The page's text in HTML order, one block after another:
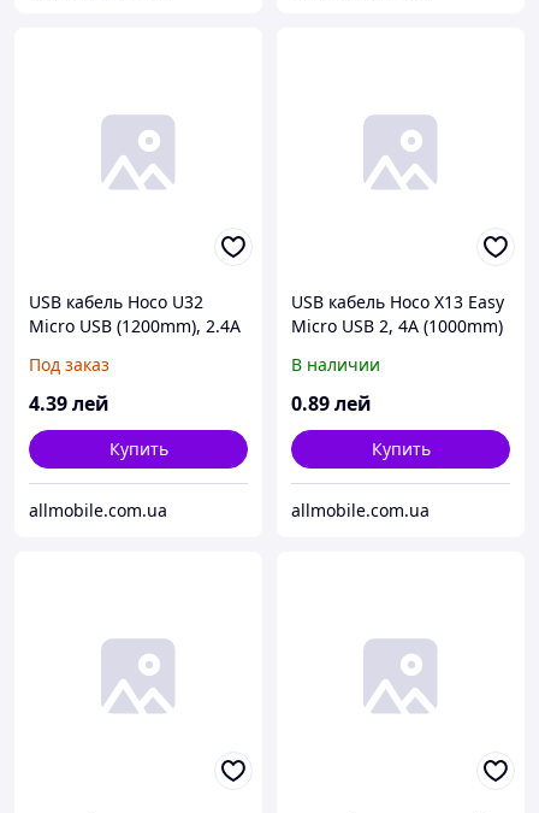
USB кабель Hoco U32
Micro USB (1200mm), 2.4A
Под заказ
4.39лей
Купить
allmobile.com.ua
USB кабель Hoco X13 Easy
Micro USB 2, 4A (1000mm)
В наличии
0.89лей
Купить
allmobile.com.ua